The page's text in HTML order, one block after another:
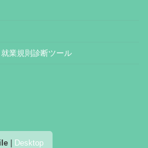
業規則診断ツール
| Desktop